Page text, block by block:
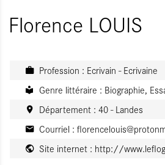
Florence LOUIS
Profession : Ecrivain - Ecrivaine
Genre littéraire : Biographie,
Département : 40 - Landes
Courriel :
Site internet : http://